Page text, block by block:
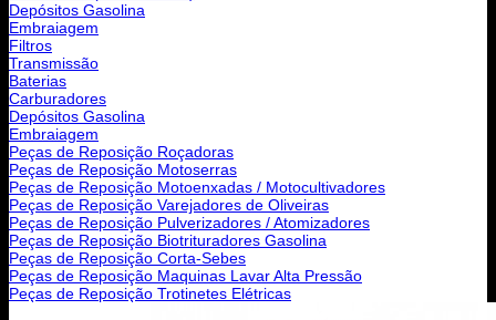
Depósitos Gasolina
Embraiagem
Filtros
Transmissão
Baterias
Carburadores
Depósitos Gasolina
Embraiagem
Peças de Reposição Roçadoras
Peças de Reposição Motoserras
Peças de Reposição Motoenxadas / Motocultivadores
Peças de Reposição Varejadores de Oliveiras
Peças de Reposição Pulverizadores / Atomizadores
Peças de Reposição Biotrituradores Gasolina
Peças de Reposição Corta-Sebes
Peças de Reposição Maquinas Lavar Alta Pressão
Peças de Reposição Trotinetes Elétricas